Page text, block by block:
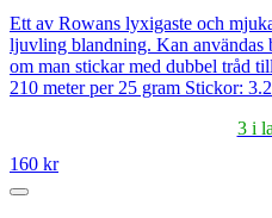
Ett av Rowans lyxigaste och
ljuvling blandning. Kan användas
om man stickar med dubbel tråd
210 meter per 25 gram Stickor:
3 i
160 kr